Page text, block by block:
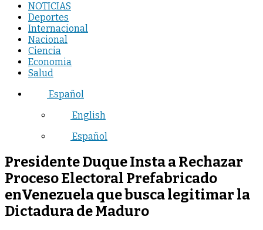
NOTICIAS
Deportes
Internacional
Nacional
Ciencia
Economia
Salud
Español
English
Español
Presidente Duque Insta a Rechazar
Proceso Electoral Prefabricado
enVenezuela que busca legitimar la
Dictadura de Maduro